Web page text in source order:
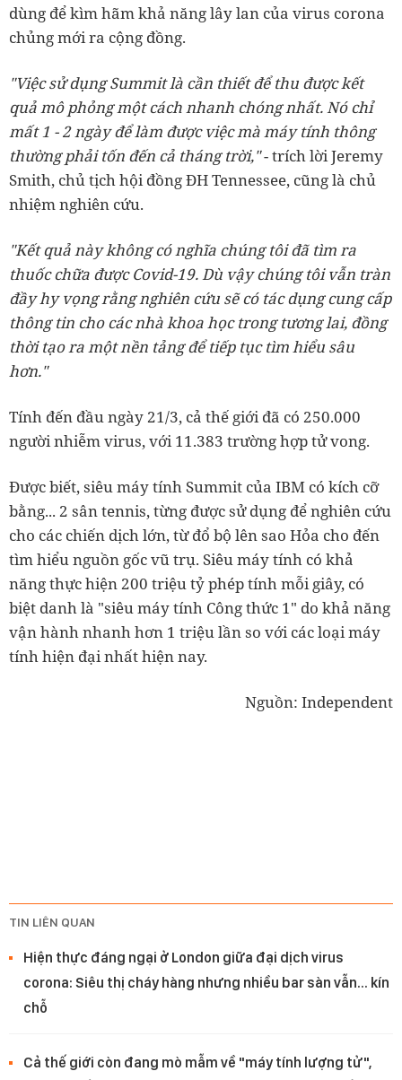
dùng để kìm hãm khả năng lây lan của virus corona
chủng mới ra cộng đồng.
"Việc sử dụng Summit là cần thiết để thu được kết
quả mô phỏng một cách nhanh chóng nhất. Nó chỉ
mất 1 - 2 ngày để làm được việc mà máy tính thông
thường phải tốn đến cả tháng trời,"- trích lời Jeremy
Smith, chủ tịch hội đồng ĐH Tennessee, cũng là chủ
nhiệm nghiên cứu.
"Kết quả này không có nghĩa chúng tôi đã tìm ra
thuốc chữa được Covid-19. Dù vậy chúng tôi vẫn tràn
đầy hy vọng rằng nghiên cứu sẽ có tác dụng cung cấp
thông tin cho các nhà khoa học trong tương lai, đồng
thời tạo ra một nền tảng để tiếp tục tìm hiểu sâu
hơn."
Tính đến đầu ngày 21/3, cả thế giới đã có 250.000
người nhiễm virus, với 11.383 trường hợp tử vong.
Được biết, siêu máy tính Summit của IBM có kích cỡ
bằng... 2 sân tennis, từng được sử dụng để nghiên cứu
cho các chiến dịch lớn, từ đổ bộ lên sao Hỏa cho đến
tìm hiểu nguồn gốc vũ trụ. Siêu máy tính có khả
năng thực hiện 200 triệu tỷ phép tính mỗi giây, có
biệt danh là "siêu máy tính Công thức 1" do khả năng
vận hành nhanh hơn 1 triệu lần so với các loại máy
tính hiện đại nhất hiện nay.
Nguồn: Independent
TIN LIÊN QUAN
Hiện thực đáng ngại ở London giữa đại dịch virus
corona: Siêu thị cháy hàng nhưng nhiều bar sàn vẫn... kín
chỗ
Cả thế giới còn đang mò mẫm về "máy tính lượng tử",